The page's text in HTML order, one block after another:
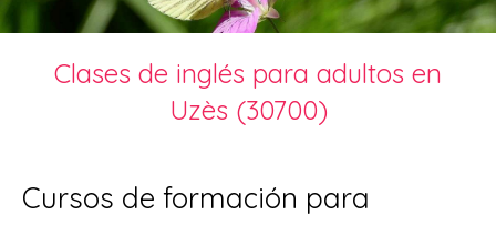
Clases de inglés para adultos en
Uzès (30700)
Cursos de formación para